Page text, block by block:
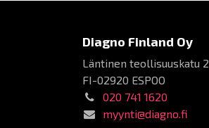
Diagno Finland Oy
Läntinen teollisuuskatu 2
FI-02920 ESPOO
020 741 1620
myynti@diagno.fi